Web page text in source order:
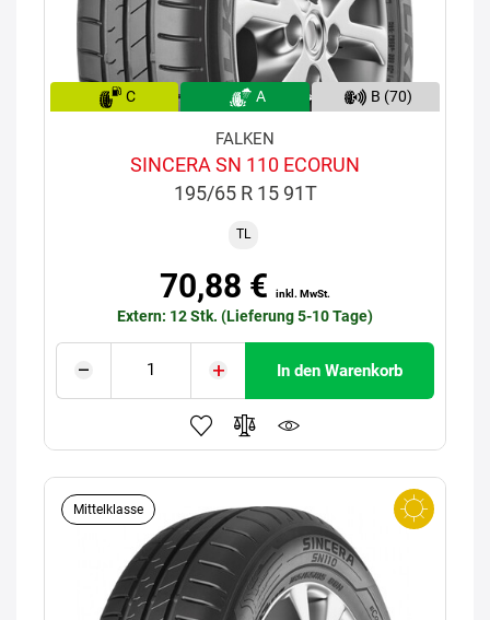
C A B (70)
FALKEN
SINCERA SN 110 ECORUN
195/65 R 15 91T
TL
70,88 € inkl. MwSt.
Extern: 12 Stk. (Lieferung 5-10 Tage)
In den Warenkorb
Mittelklasse